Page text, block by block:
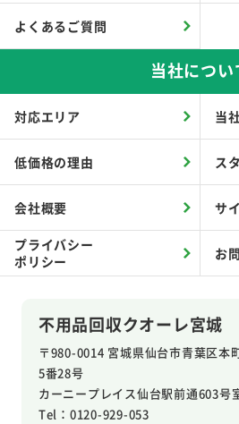
不用品回収クオーレ宮城
〒980-0014 宮城県仙台市青葉区本
5番28号
カーニープレイス仙台駅前通603号
Tel：0120-929-053
よくあるご質問
当社につい
対応エリア 当
低価格の理由 ス
会社概要 サ
プライバシー
ポリシー
お